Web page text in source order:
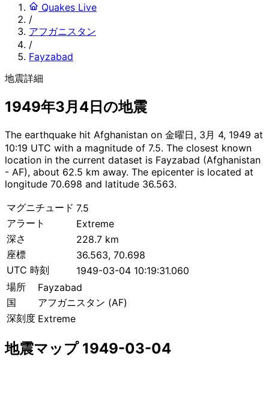
Quakes Live
/
アフガニスタン
/
Fayzabad
地震詳細
1949年3月4日の地震
The earthquake hit Afghanistan on 金曜日, 3月 4, 1949 at
10:19 UTC with a magnitude of 7.5. The closest known
location in the current dataset is Fayzabad (Afghanistan
- AF), about 62.5 km away. The epicenter is located at
longitude 70.698 and latitude 36.563.
マグニチュード 7.5
アラート
Extreme
深さ
228.7 km
座標
36.563, 70.698
UTC 時刻
1949-03-04 10:19:31.060
場所
Fayzabad
国
アフガニスタン (AF)
深刻度 Extreme
地震マップ 1949-03-04